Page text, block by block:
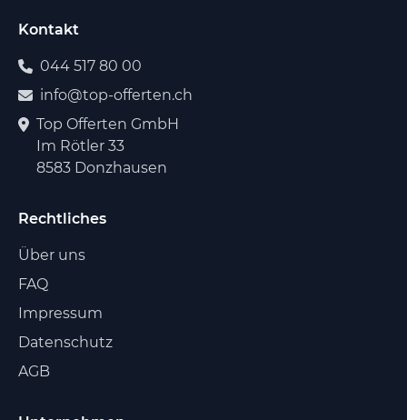
Kontakt
044 517 80 00
info@top-offerten.ch
Top Offerten GmbH
Im Rötler 33
8583 Donzhausen
Rechtliches
Über uns
FAQ
Impressum
Datenschutz
AGB